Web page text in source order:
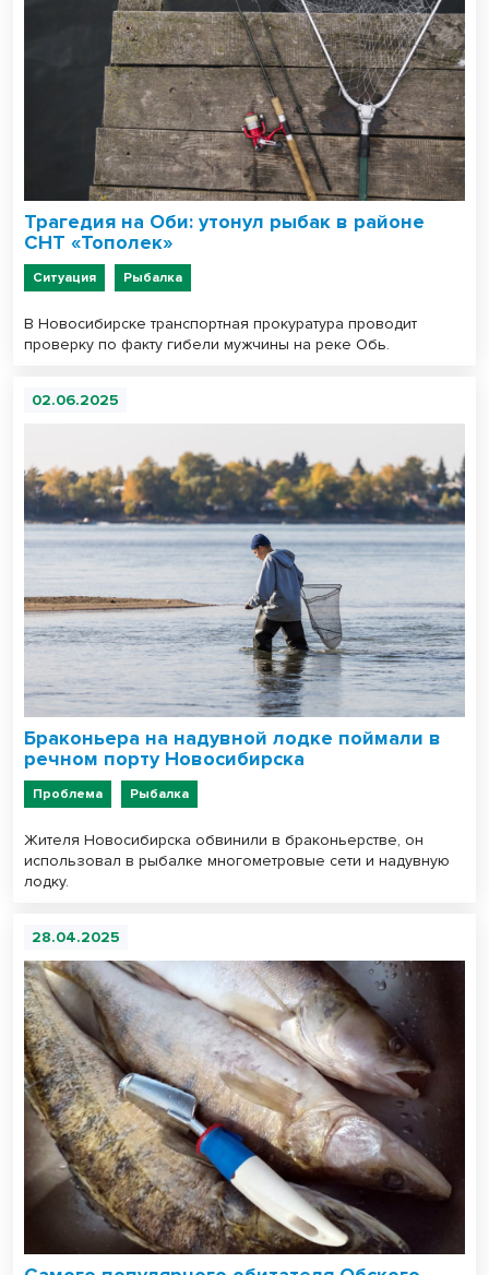
Трагедия на Оби: утонул рыбак в районе
СНТ «Тополек»
Ситуация Рыбалка
В Новосибирске транспортная прокуратура проводит
проверку по факту гибели мужчины на реке Обь.
02.06.2025
Браконьера на надувной лодке поймали в
речном порту Новосибирска
Проблема Рыбалка
Жителя Новосибирска обвинили в браконьерстве, он
использовал в рыбалке многометровые сети и надувную
лодку.
28.04.2025